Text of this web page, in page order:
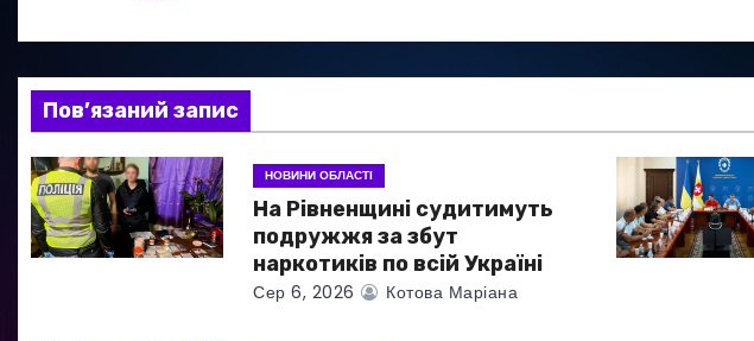
і
я
з
а
п
Пов’язаний запис
НОВИНИ ОБЛАСТІ
На Рівненщині судитимуть
подружжя за збут
наркотиків по всій Україні
Сер 6, 2026 Котова Маріана